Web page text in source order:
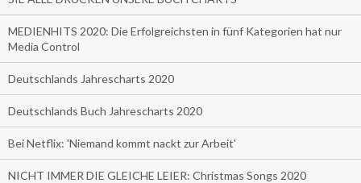
MEDIENHITS 2020: Die Erfolgreichsten in fünf Kategorien hat nur
Media Control
Deutschlands Jahrescharts 2020
Deutschlands Buch Jahrescharts 2020
Bei Netflix: 'Niemand kommt nackt zur Arbeit'
NICHT IMMER DIE GLEICHE LEIER: Christmas Songs 2020